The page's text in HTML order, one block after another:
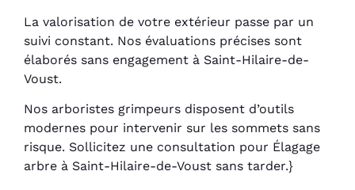
La valorisation de votre extérieur passe par un
suivi constant. Nos évaluations précises sont
élaborés sans engagement à Saint-Hilaire-de-
Voust.
Nos arboristes grimpeurs disposent d’outils
modernes pour intervenir sur les sommets sans
risque. Sollicitez une consultation pour Élagage
arbre à Saint-Hilaire-de-Voust sans tarder.}